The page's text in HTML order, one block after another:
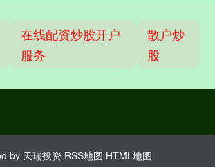
在线配资炒股开户
服务
散户炒
股
by 天瑞投资 RSS地图 HTML地图